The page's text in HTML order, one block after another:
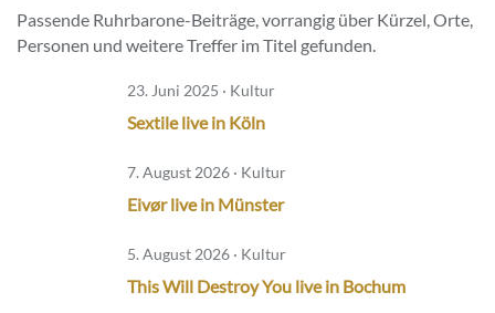
Passende Ruhrbarone-Beiträge, vorrangig über Kürzel, Orte,
Personen und weitere Treffer im Titel gefunden.
23. Juni 2025 · Kultur
Sextile live in Köln
7. August 2026 · Kultur
Eivør live in Münster
5. August 2026 · Kultur
This Will Destroy You live in Bochum